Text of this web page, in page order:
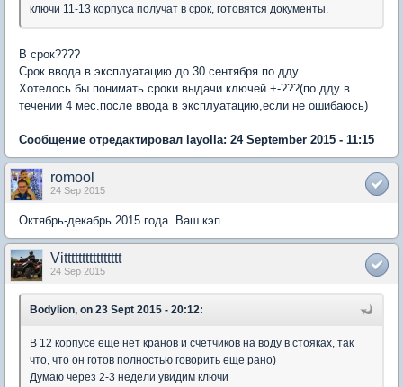
ключи 11-13 корпуса получат в срок, готовятся документы.
В срок????
Срок ввода в эксплуатацию до 30 сентября по дду.
Хотелось бы понимать сроки выдачи ключей +-???(по дду в
течении 4 мес.после ввода в эксплуатацию,если не ошибаюсь)
Сообщение отредактировал layolla: 24 September 2015 - 11:15
romool
24 Sep 2015
Октябрь-декабрь 2015 года. Ваш кэп.
Vitttttttttttttttt
24 Sep 2015
Bodylion, on 23 Sept 2015 - 20:12:
В 12 корпусе еще нет кранов и счетчиков на воду в стояках, так
что, что он готов полностью говорить еще рано)
Думаю через 2-3 недели увидим ключи